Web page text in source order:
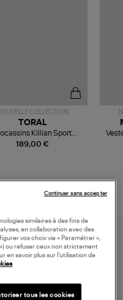
COLLECTION
189,00 €
TORAL
Killian Sport
Mousse
similaires à des fins de
en collaboration avec des
vos choix via « Paramétrer »,
ou refuser ceux non strictement
en savoir plus sur l’utilisation de
tous les cookies
Continuer sans accepter